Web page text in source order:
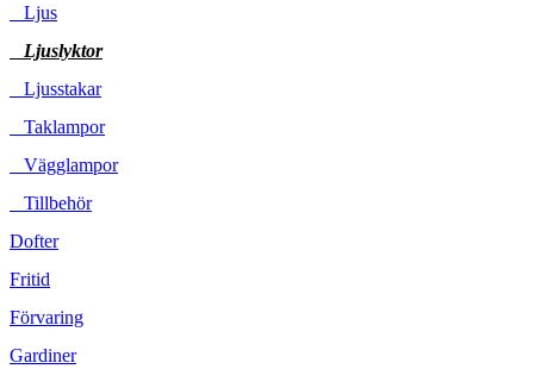
Ljus
Ljuslyktor
Ljusstakar
Taklampor
Vägglampor
Tillbehör
Dofter
Fritid
Förvaring
Gardiner